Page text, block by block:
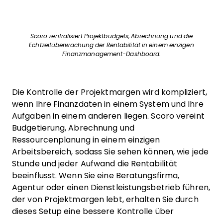
Scoro zentralisiert Projektbudgets, Abrechnung und die
Echtzeitüberwachung der Rentabilität in einem einzigen
Finanzmanagement-Dashboard.
Die Kontrolle der Projektmargen wird kompliziert,
wenn Ihre Finanzdaten in einem System und Ihre
Aufgaben in einem anderen liegen. Scoro vereint
Budgetierung, Abrechnung und
Ressourcenplanung in einem einzigen
Arbeitsbereich, sodass Sie sehen können, wie jede
Stunde und jeder Aufwand die Rentabilität
beeinflusst. Wenn Sie eine Beratungsfirma,
Agentur oder einen Dienstleistungsbetrieb führen,
der von Projektmargen lebt, erhalten Sie durch
dieses Setup eine bessere Kontrolle über